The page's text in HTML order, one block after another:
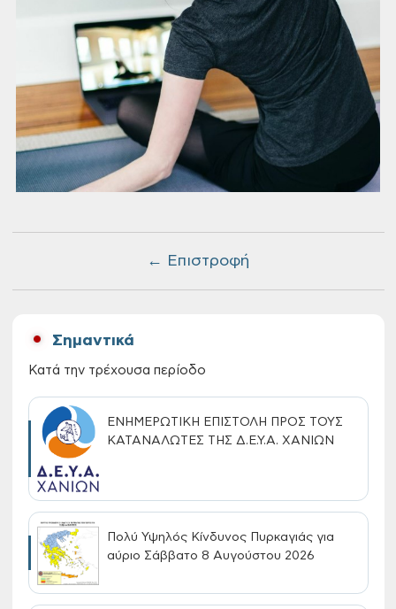
← Επιστροφή
Σημαντικά
Κατά την τρέχουσα περίοδο
ΕΝΗΜΕΡΩΤΙΚΗ ΕΠΙΣΤΟΛΗ ΠΡΟΣ ΤΟΥΣ
ΚΑΤΑΝΑΛΩΤΕΣ ΤΗΣ Δ.Ε.Υ.Α. ΧΑΝΙΩΝ
Πολύ Υψηλός Κίνδυνος Πυρκαγιάς για
αύριο Σάββατο 8 Αυγούστου 2026